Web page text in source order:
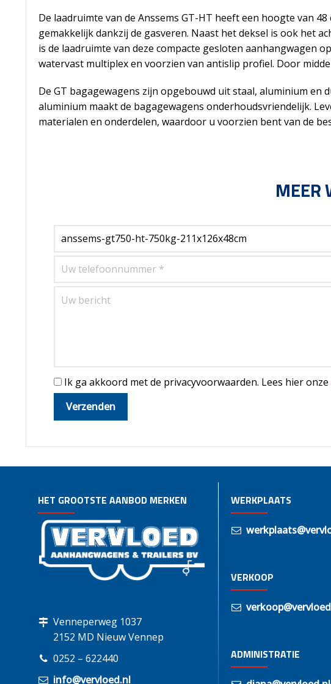
De laadruimte van de Anssems GT-HT heeft een hoogte van
gemakkelijk dankzij de gasveren. Naast het deksel is ook het
is de laadruimte van deze compacte gesloten aanhangwagen
watervast multiplex en voorzien van antislip profiel. Door
De GT bagagewagens zijn opgebouwd uit staal, aluminium en
aluminium maakt de bagagewagens onderhoudsvriendelijk.
materialen en onderdelen, waardoor u voorzien bent van de
MEER
Ik ga akkoord met de privacyvoorwaarden. Lees hier onze
HET GROOTSTE AANBOD MERKEN
Venneperweg 1037
2152 MD Nieuw Vennep
0252 – 622440
info@vervloed.nl
WERKPLAATS
VERKOOP
ADMINISTRATIE